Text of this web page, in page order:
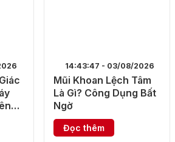
14:43:47 - 03/08/2026
Mũi Khoan Lệch Tâm
Là Gì? Công Dụng Bất
Ngờ
Đọc thêm